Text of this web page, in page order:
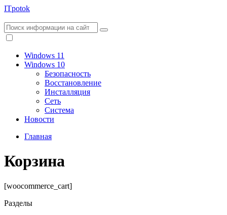
ITpotok
Windows 11
Windows 10
Безопасность
Восстановление
Инсталляция
Сеть
Система
Новости
Главная
Корзина
[woocommerce_cart]
Разделы